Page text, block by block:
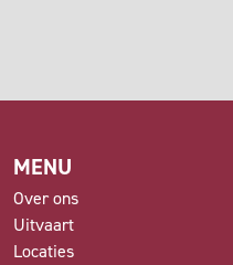
MENU
Over ons
Uitvaart
Locaties